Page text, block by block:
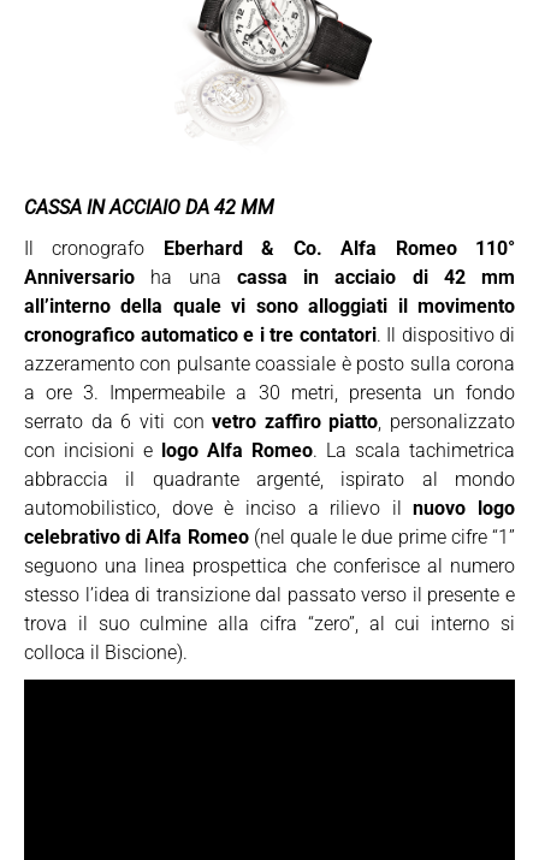
CASSA IN ACCIAIO DA 42 MM
Il cronografo Eberhard & Co. Alfa Romeo 110°
Anniversario ha una cassa in acciaio di 42 mm
all’interno della quale vi sono alloggiati il movimento
cronografico automatico e i tre contatori. Il dispositivo di
azzeramento con pulsante coassiale è posto sulla corona
a ore 3. Impermeabile a 30 metri, presenta un fondo
serrato da 6 viti convetro zaffiro piatto , personalizzato
con incisioni e logo Alfa Romeo. La scala tachimetrica
abbraccia il quadrante argenté, ispirato al mondo
automobilistico, dove è inciso a rilievo ilnuovo logo
celebrativo di Alfa Romeo(nel quale le due prime cifre “1”
seguono una linea prospettica che conferisce al numero
stesso l’idea di transizione dal passato verso il presente e
trova il suo culmine alla cifra “zero”, al cui interno si
colloca il Biscione).